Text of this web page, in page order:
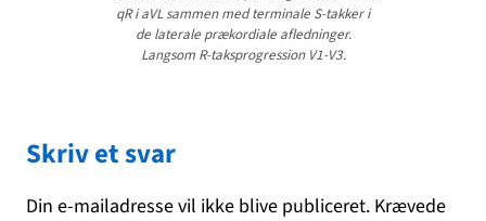
qR i aVL sammen med terminale S-takker i
de laterale prækordiale afledninger.
Langsom R-taksprogression V1-V3.
Skriv et svar
Din e-mailadresse vil ikke blive publiceret. Krævede